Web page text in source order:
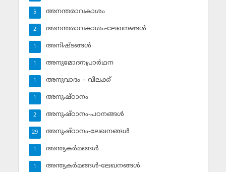
അനന്തരാവകാശം
5
അനന്തരാവകാശം-ലേഖനങ്ങള്‍
2
അനിഷ്ടങ്ങള്‍
1
അനുമോദനപ്രാര്‍ഥന
1
അനുവാദം – വിലക്ക്‌
1
അനുഷ്ഠാനം
1
അനുഷ്ഠാനം-പഠനങ്ങള്‍
2
അനുഷ്ഠാനം-ലേഖനങ്ങള്‍
29
അന്ത്യകര്‍മങ്ങള്‍
1
അന്ത്യകര്‍മങ്ങള്‍-ലേഖനങ്ങള്‍
1